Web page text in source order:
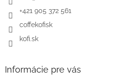
+421 905 372 561
coffekofisk
kofi.sk
Informácie pre vás